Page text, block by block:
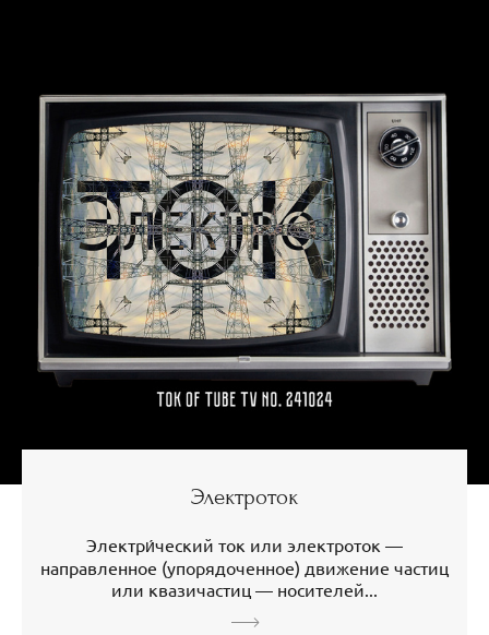
Электроток
Электри́ческий ток или электроток —
направленное (упорядоченное) движение частиц
или квазичастиц — носителей...